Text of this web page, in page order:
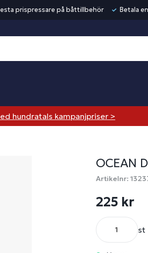
prispressare på båttillbehör Betala
hundratals kampanjpriser >
OCEAN
Artikelnr:
225 kr
st